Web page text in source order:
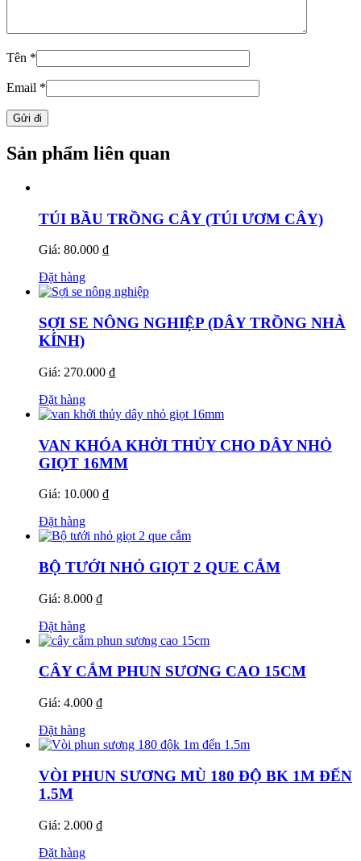
Tên *
Email *
Sản phẩm liên quan
TÚI BẦU TRỒNG CÂY (TÚI ƯƠM CÂY)
Giá: 80.000 ₫
Đặt hàng
SỢI SE NÔNG NGHIỆP (DÂY TRỒNG NHÀ
KÍNH)
Giá: 270.000 ₫
Đặt hàng
VAN KHÓA KHỞI THỦY CHO DÂY NHỎ
GIỌT 16MM
Giá: 10.000 ₫
Đặt hàng
BỘ TƯỚI NHỎ GIỌT 2 QUE CẮM
Giá: 8.000 ₫
Đặt hàng
CÂY CẮM PHUN SƯƠNG CAO 15CM
Giá: 4.000 ₫
Đặt hàng
VÒI PHUN SƯƠNG MÙ 180 ĐỘ BK 1M ĐẾN
1.5M
Giá: 2.000 ₫
Đặt hàng